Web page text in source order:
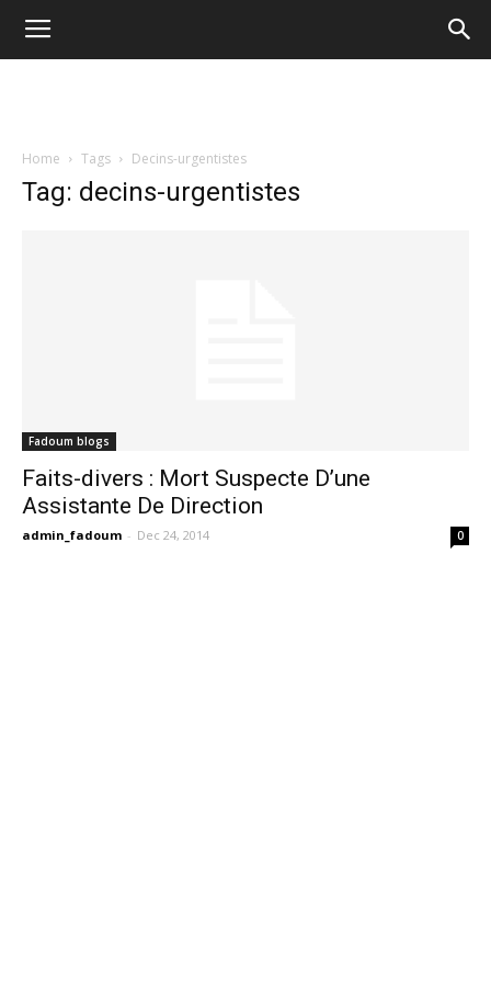
Home Tags Decins-urgentistes
Tag: decins-urgentistes
Fadoum blogs
Faits-divers : Mort Suspecte D’une
Assistante De Direction
admin_fadoum - Dec 24, 2014 0